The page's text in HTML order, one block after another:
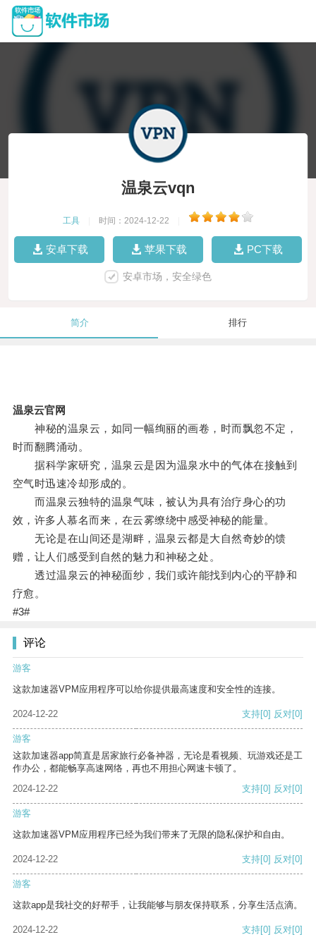
温泉云vqn
工具 时间：2024-12-22
安卓下载 苹果下载 PC下载
安卓市场，安全绿色
简介 排行
温泉云官网
神秘的温泉云，如同一幅绚丽的画卷，时而飘忽不定，
时而翻腾涌动。
据科学家研究，温泉云是因为温泉水中的气体在接触到
空气时迅速冷却形成的。
而温泉云独特的温泉气味，被认为具有治疗身心的功
效，许多人慕名而来，在云雾缭绕中感受神秘的能量。
无论是在山间还是湖畔，温泉云都是大自然奇妙的馈
赠，让人们感受到自然的魅力和神秘之处。
透过温泉云的神秘面纱，我们或许能找到内心的平静和
疗愈。
#3#
评论
游客
这款加速器VPM应用程序可以给你提供最高速度和安全性的连接。
2024-12-22 支持[0] 反对[0]
游客
这款加速器app简直是居家旅行必备神器，无论是看视频、玩游戏还是工
作办公，都能畅享高速网络，再也不用担心网速卡顿了。
2024-12-22
支持[0] 反对[0]
游客
这款加速器VPM应用程序已经为我们带来了无限的隐私保护和自由。
2024-12-22 支持[0] 反对[0]
游客
这款app是我社交的好帮手，让我能够与朋友保持联系，分享生活点滴。
2024-12-22 支持[0] 反对[0]